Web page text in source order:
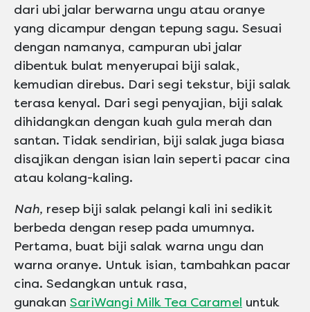
dari ubi jalar berwarna ungu atau oranye
yang dicampur dengan tepung sagu. Sesuai
dengan namanya, campuran ubi jalar
dibentuk bulat menyerupai biji salak,
kemudian direbus. Dari segi tekstur, biji salak
terasa kenyal. Dari segi penyajian, biji salak
dihidangkan dengan kuah gula merah dan
santan. Tidak sendirian, biji salak juga biasa
disajikan dengan isian lain seperti pacar cina
atau kolang-kaling.
Nah, resep biji salak pelangi kali ini sedikit
berbeda dengan resep pada umumnya.
Pertama, buat biji salak warna ungu dan
warna oranye. Untuk isian, tambahkan pacar
cina. Sedangkan untuk rasa,
gunakan SariWangi Milk Tea Caramel untuk